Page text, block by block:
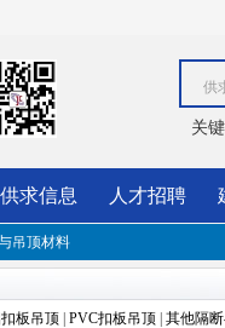
供
关
供求信息 人才招聘
吊顶材料
板吊顶 PVC扣板吊顶 其他隔